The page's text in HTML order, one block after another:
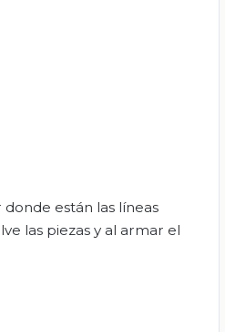
están las líneas
las piezas y al armar el